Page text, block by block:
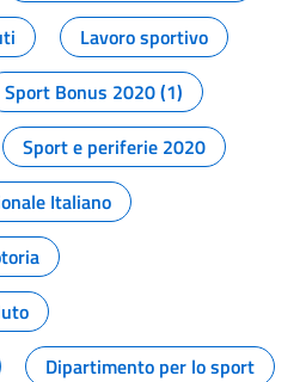
Lavoro sportivo
Sport Bonus 2020 (1)
Sport e periferie 2020
Italiano
Dipartimento per lo sport